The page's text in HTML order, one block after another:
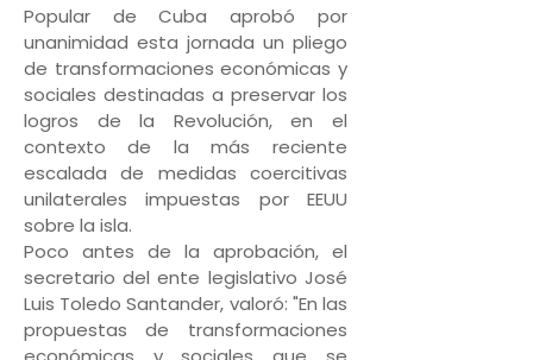
Popular de Cuba aprobó por
unanimidad esta jornada un pliego
de transformaciones económicas y
sociales destinadas a preservar los
logros de la Revolución, en el
contexto de la más reciente
escalada de medidas coercitivas
unilaterales impuestas por EEUU
sobre la isla.
Poco antes de la aprobación, el
secretario del ente legislativo José
Luis Toledo Santander, valoró: "En las
propuestas de transformaciones